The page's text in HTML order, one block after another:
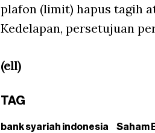
plafon (limit) hapus tagih
Kedelapan, persetujuan
(ell)
TAG
bank syariah indonesia Saham